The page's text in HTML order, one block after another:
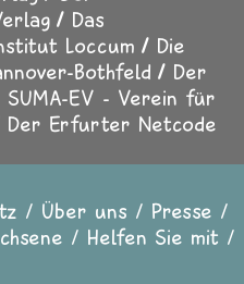
Das
Loccum
Die
Bothfeld
Der
SUMA-EV - Verein für
Der Erfurter Netcode
Über uns
Presse
Helfen Sie mit